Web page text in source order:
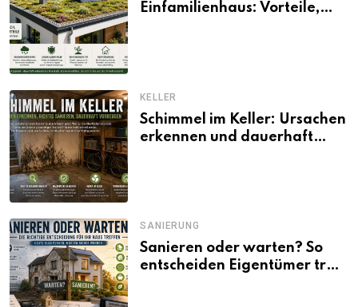
Einfamilienhaus: Vorteile,
KELLER
Schimmel im Keller: Ursachen
erkennen und dauerhaft
SANIERUNG
Sanieren oder warten? So
entscheiden Eigentümer trotz